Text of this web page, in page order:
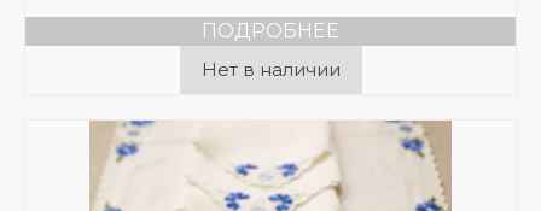
ПОДРОБНЕЕ
Нет в наличии